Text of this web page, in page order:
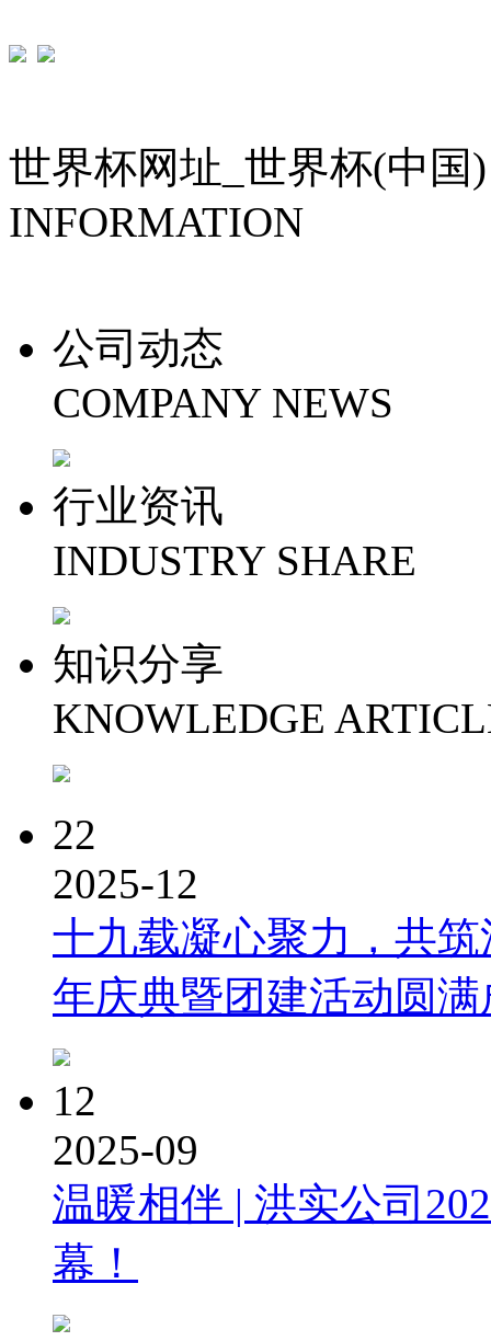
世界杯网址_世界杯(中国)
INFORMATION
公司动态
COMPANY NEWS
行业资讯
INDUSTRY SHARE
知识分享
KNOWLEDGE
22
2025-12
十九载凝心聚力，共
年庆典暨团建活动圆满
12
2025-09
温暖相伴 | 洪实公司
幕！